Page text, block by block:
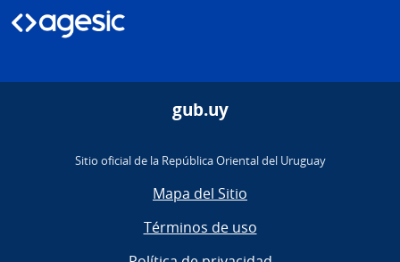
gub.uy
Sitio oficial de la República Oriental del Uruguay
Mapa del Sitio
Términos de uso